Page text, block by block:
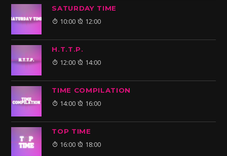
SATURDAY TIME
10:00 12:00
H.T.T.P.
12:00 14:00
TIME COMPILATION
14:00 16:00
TOP TIME
16:00 18:00